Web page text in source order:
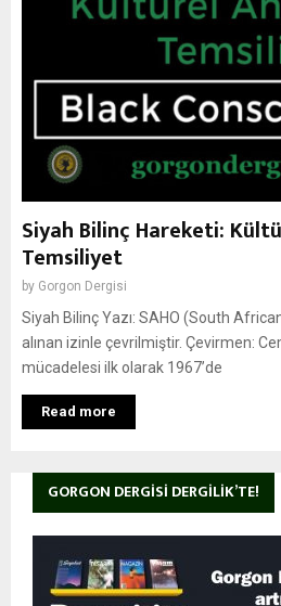
Siyah Bilinç Hareketi:
Temsiliyet
by Gorgon Dergisi
Siyah Bilinç Yazı: SAHO (South
alınan izinle çevrilmiştir. Çevirmen:
mücadelesi ilk olarak 1967’de
Read more
GORGON DERGISI DERGILIK’TE!